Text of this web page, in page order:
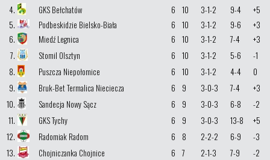
4.
GKS Bełchatów 6 10 3-1-2 9-4
+5
5.
Podbeskidzie Bielsko-Biała 6 10 3-1-2 9-6
+3
6.
Miedź Legnica 6 10 3-1-2 7-4
+3
7.
Stomil Olsztyn 6 10 3-1-2 5-6
-1
8.
Puszcza Niepołomice 6 10 3-1-2 4-4
0
9.
Bruk-Bet Termalica Nieciecza 6 9 3-0-3 7-4
+3
10.
Sandecja Nowy Sącz 6 9 3-0-3 6-8
-2
11.
GKS Tychy 6 9 3-0-3 13-8
+5
12.
Radomiak Radom 6 8 2-2-2 6-9
-3
13.
Chojniczanka Chojnice 6 7 2-1-3 7-9
-2